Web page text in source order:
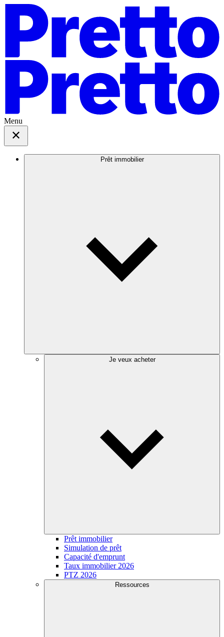
Menu
Prêt immobilier
Je veux acheter
Prêt immobilier
Simulation de prêt
Capacité d'emprunt
Taux immobilier 2026
PTZ 2026
Ressources